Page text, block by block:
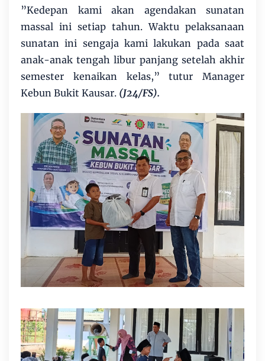
”Kedepan kami akan agendakan sunatan
massal ini setiap tahun. Waktu pelaksanaan
sunatan ini sengaja kami lakukan pada saat
anak-anak tengah libur panjang setelah akhir
semester kenaikan kelas,” tutur Manager
Kebun Bukit Kausar. (J24/FS).